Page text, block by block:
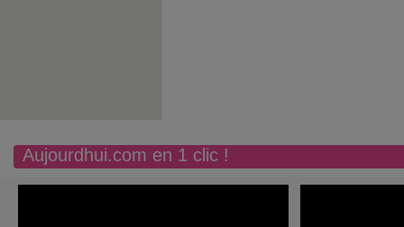
Aujourdhui.com en 1 clic !